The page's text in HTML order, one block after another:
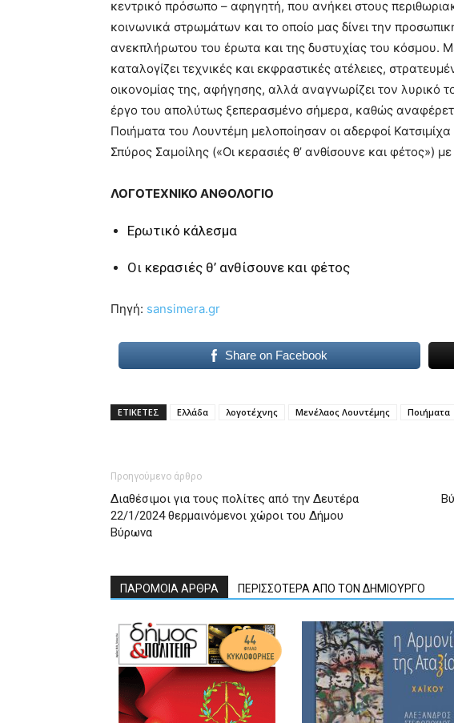
κεντρικό πρόσωπο – αφηγητή, που ανήκει στους
κοινωνικά στρωμάτων και το οποίο μας δίνει την
ανεκπλήρωτου του έρωτα και της δυστυχίας του κόσμου.
καταλογίζει τεχνικές και εκφραστικές ατέλειες,
οικονομίας της, αφήγησης, αλλά αναγνωρίζει τον λυρικό
έργο του απολύτως ξεπερασμένο σήμερα, καθώς
Ποιήματα του Λουντέμη μελοποίησαν οι αδερφοί
Σπύρος Σαμοίλης («Οι κερασιές θ’ ανθίσουνε και φέτος»)
ΛΟΓΟΤΕΧΝΙΚΟ ΑΝΘΟΛΟΓΙΟ
Ερωτικό κάλεσμα
Οι κερασιές θ’ ανθίσουνε και φέτος
Πηγή: sansimera.gr
Share on Facebook
ΕΤΙΚΕΤΕΣ Ελλάδα λογοτέχνης Μενέλαος Λουντέμης Ποιήματα
Προηγούμενο άρθρο
Διαθέσιμοι για τους πολίτες από την Δευτέρα
22/1/2024 θερμαινόμενοι χώροι του Δήμου
Βύρωνα
ΠΑΡΟΜΟΙΑ ΑΡΘΡΑ ΠΕΡΙΣΣΟΤΕΡΑ ΑΠΟ ΤΟΝ ΔΗΜΙΟΥΡΓΟ